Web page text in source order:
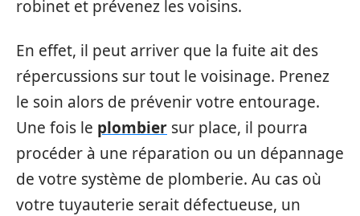
robinet et prévenez les voisins.
En effet, il peut arriver que la fuite ait des
répercussions sur tout le voisinage. Prenez
le soin alors de prévenir votre entourage.
Une fois le plombier sur place, il pourra
procéder à une réparation ou un dépannage
de votre système de plomberie. Au cas où
votre tuyauterie serait défectueuse, un